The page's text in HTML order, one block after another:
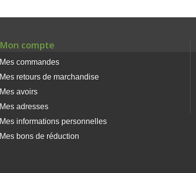
Mon compte
Mes commandes
Mes retours de marchandise
Mes avoirs
Mes adresses
Mes informations personnelles
Mes bons de réduction
×